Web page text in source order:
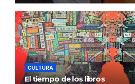
CULTURA
El tiempo de los libros